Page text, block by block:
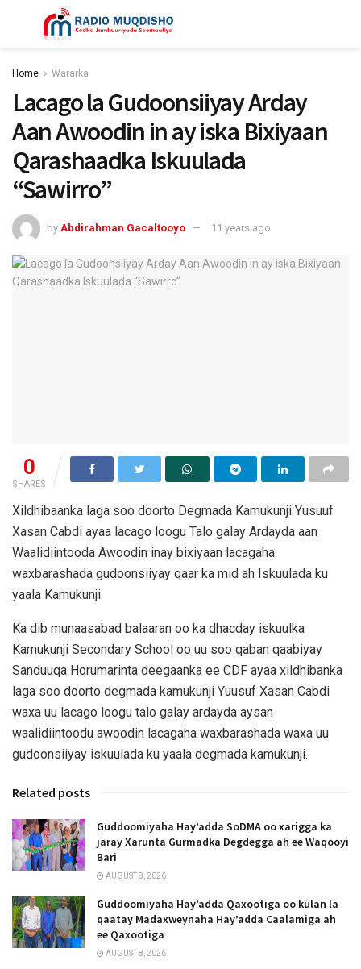
Home Wararka
Lacago la Gudoonsiiyay Arday
Aan Awoodin in ay iska Bixiyaan
Qarashaadka Iskuulada
“Sawirro”
by Abdirahman Gacaltooyo 11 years ago
0
SHARES
Xildhibaanka laga soo doorto Degmada Kamukunji Yusuuf
Xasan Cabdi ayaa lacago loogu Talo galay Ardayda aan
Waalidiintooda Awoodin inay bixiyaan lacagaha
waxbarashada gudoonsiiyay qaar ka mid ah Iskuulada ku
yaala Kamukunji.
Ka dib munaasabad balaaran oo ka dhacday iskuulka
Kamukunji Secondary School oo uu soo qaban qaabiyay
Sanduuqa Horumarinta deegaanka ee CDF ayaa xildhibanka
laga soo doorto degmada kamukunji Yuusuf Xasan Cabdi
waxa uu lacago loogu talo galay ardayda aysan
waalidiintoodu awoodin lacagaha waxbarashada waxa uu
gudoonsiiyay iskuulada ku yaala degmada kamukunji.
Related posts
Guddoomiyaha Hay’adda SoDMA oo xarigga ka
jaray Xarunta Gurmadka Degdegga ah ee Waqooyi
Bari
AUGUST 8, 2026
Guddoomiyaha Hay’adda Qaxootiga oo kulan la
qaatay Madaxweynaha Hay’adda Caalamiga ah
ee Qaxootiga
AUGUST 8, 2026